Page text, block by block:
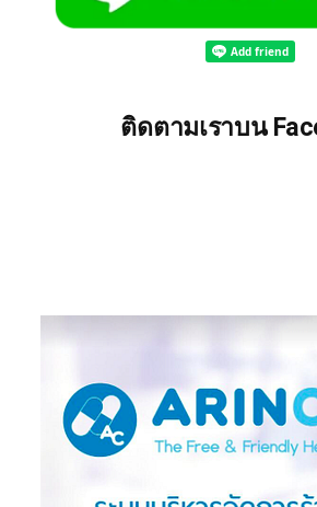
ติดตามเราบน